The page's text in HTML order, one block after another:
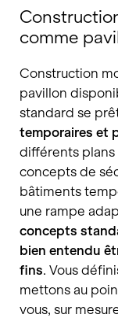
comme
Construction
pavillon
standard se
temporaires et
différents
concepts de
bâtiments
une rampe
concepts
bien entendu
fins. Vous
mettons au
vous, sur